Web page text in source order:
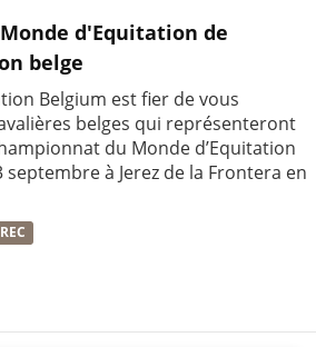
d'Equitation de
belge
Belgium est fier de vous
belges qui représenteront
du Monde d’Equitation
septembre à Jerez de la Frontera en